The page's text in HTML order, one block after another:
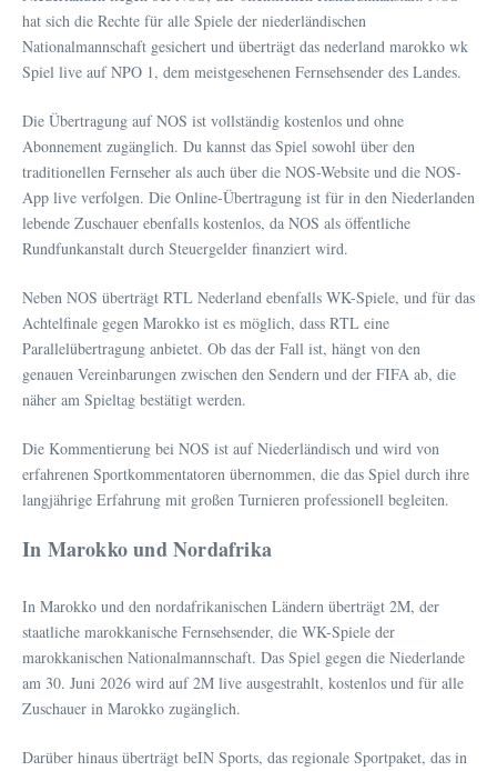
hat sich die Rechte für alle Spiele der niederländischen
Nationalmannschaft gesichert und überträgt das nederland marokko wk
Spiel live auf NPO 1, dem meistgesehenen Fernsehsender des Landes.
Die Übertragung auf NOS ist vollständig kostenlos und ohne
Abonnement zugänglich. Du kannst das Spiel sowohl über den
traditionellen Fernseher als auch über die NOS-Website und die NOS-
App live verfolgen. Die Online-Übertragung ist für in den Niederlanden
lebende Zuschauer ebenfalls kostenlos, da NOS als öffentliche
Rundfunkanstalt durch Steuergelder finanziert wird.
Neben NOS überträgt RTL Nederland ebenfalls WK-Spiele, und für das
Achtelfinale gegen Marokko ist es möglich, dass RTL eine
Parallelübertragung anbietet. Ob das der Fall ist, hängt von den
genauen Vereinbarungen zwischen den Sendern und der FIFA ab, die
näher am Spieltag bestätigt werden.
Die Kommentierung bei NOS ist auf Niederländisch und wird von
erfahrenen Sportkommentatoren übernommen, die das Spiel durch ihre
langjährige Erfahrung mit großen Turnieren professionell begleiten.
In Marokko und Nordafrika
In Marokko und den nordafrikanischen Ländern überträgt 2M, der
staatliche marokkanische Fernsehsender, die WK-Spiele der
marokkanischen Nationalmannschaft. Das Spiel gegen die Niederlande
am 30. Juni 2026 wird auf 2M live ausgestrahlt, kostenlos und für alle
Zuschauer in Marokko zugänglich.
Darüber hinaus überträgt beIN Sports, das regionale Sportpaket, das in